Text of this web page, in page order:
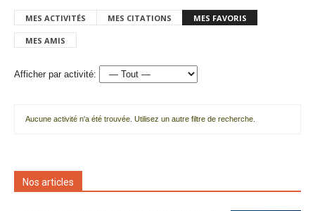
MES ACTIVITÉS MES CITATIONS MES FAVORIS
MES AMIS
Afficher par activité:
Aucune activité n'a été trouvée. Utilisez un autre filtre de recherche.
Nos articles